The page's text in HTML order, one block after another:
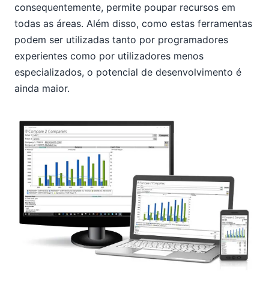
consequentemente, permite poupar recursos em
todas as áreas. Além disso, como estas ferramentas
podem ser utilizadas tanto por programadores
experientes como por utilizadores menos
especializados, o potencial de desenvolvimento é
ainda maior.